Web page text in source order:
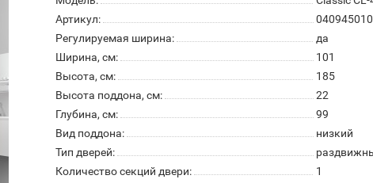
Артикул:
Регулируемая ширина:
да
Ширина, см:
101
Высота, см:
185
Высота поддона, см:
22
Глубина, см:
99
Вид поддона:
низкий
Тип дверей:
Количество секций двери:
1